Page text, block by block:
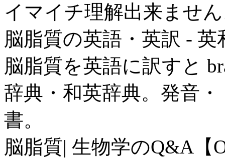
イマイチ理解出来ませ
脳脂質の英語・英訳 -
脳脂質を英語に訳すと
辞典・和英辞典。発音
書。
脳脂質| 生物学のQ&A【